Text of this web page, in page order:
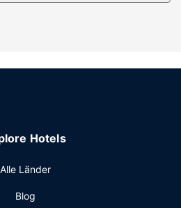
gehen, kannst du folgende
einfach, das Meer zu erreichen.
Hotels. Oder bleib
Hotels
Alle Länder
Blog